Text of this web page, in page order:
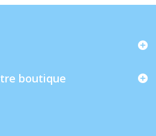
boutique